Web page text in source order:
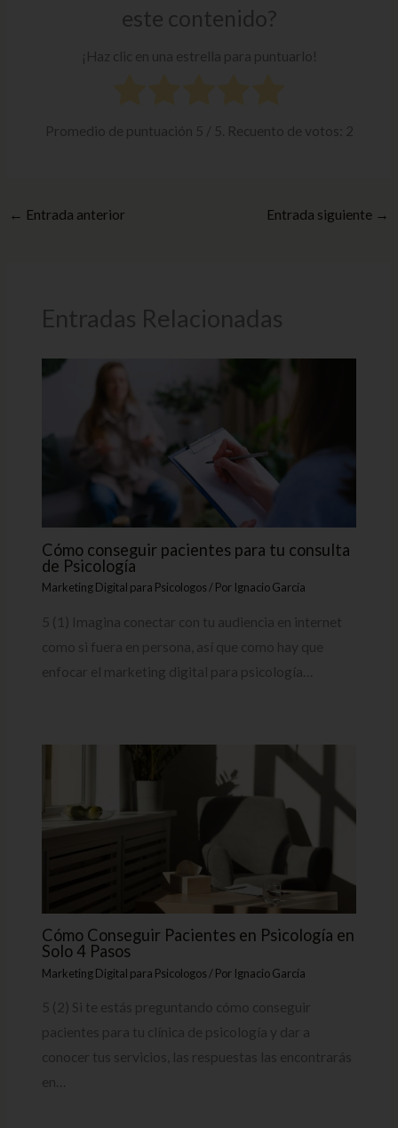
este contenido?
¡Haz clic en una estrella para puntuarlo!
Promedio de puntuación 5 / 5. Recuento de votos: 2
← Entrada anterior Entrada siguiente →
Entradas Relacionadas
Cómo conseguir pacientes para tu consulta
de Psicología
Marketing Digital para Psicologos / Por Ignacio García
5 (1) Imagina conectar con tu audiencia en internet
como si fuera en persona, así que como hay que
enfocar el marketing digital para psicología…
Cómo Conseguir Pacientes en Psicología en
Solo 4 Pasos
Marketing Digital para Psicologos / Por Ignacio García
5 (2) Si te estás preguntando cómo conseguir
pacientes para tu clínica de psicología y dar a
conocer tus servicios, las respuestas las encontrarás
en…